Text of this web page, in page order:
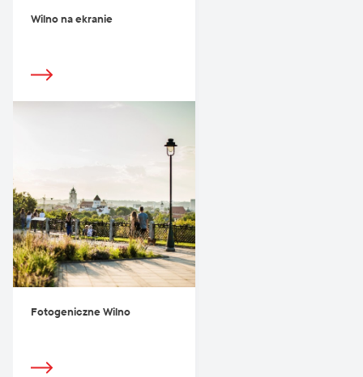
Wilno na ekranie
Fotogeniczne Wilno